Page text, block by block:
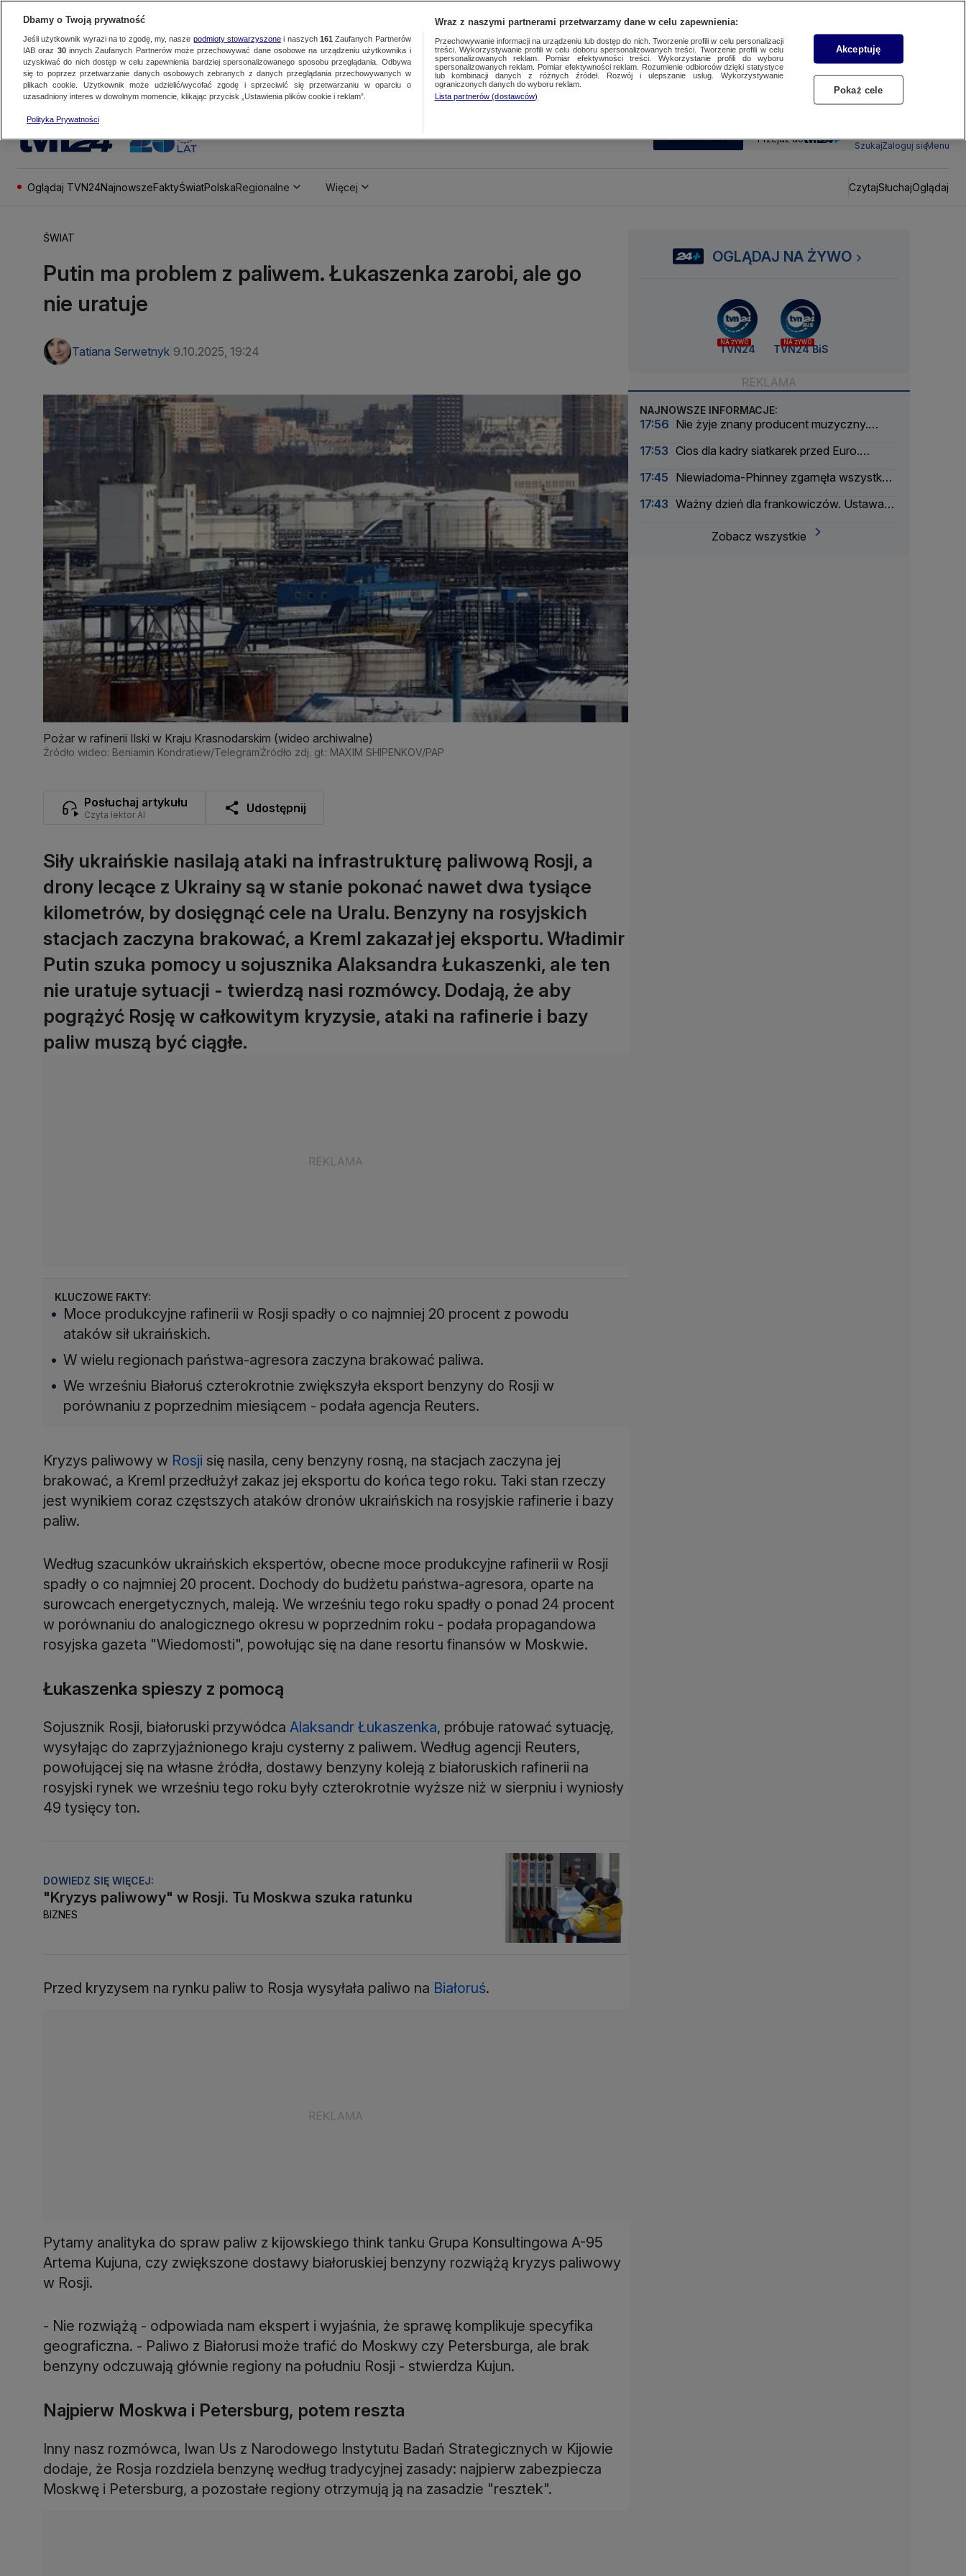
SUBSKRYBUJ Przejdź do
SzukajZaloguj sięMenu
Oglądaj TVN24NajnowszeFaktyŚwiatPolskaRegionalne Więcej CzytajSłuchajOglądaj
ŚWIAT
Putin ma problem z paliwem. Łukaszenka zarobi, ale go
nie uratuje
Tatiana Serwetnyk 9.10.2025, 19:24
Pożar w rafinerii Ilski w Kraju Krasnodarskim (wideo archiwalne)
Źródło wideo: Beniamin Kondratiew/TelegramŹródło zdj. gł.: MAXIM SHIPENKOV/PAP
Posłuchaj artykułu
Czyta lektor AI Udostępnij
Siły ukraińskie nasilają ataki na infrastrukturę paliwową Rosji, a
drony lecące z Ukrainy są w stanie pokonać nawet dwa tysiące
kilometrów, by dosięgnąć cele na Uralu. Benzyny na rosyjskich
stacjach zaczyna brakować, a Kreml zakazał jej eksportu. Władimir
Putin szuka pomocy u sojusznika Alaksandra Łukaszenki, ale ten
nie uratuje sytuacji - twierdzą nasi rozmówcy. Dodają, że aby
pogrążyć Rosję w całkowitym kryzysie, ataki na rafinerie i bazy
paliw muszą być ciągłe.
KLUCZOWE FAKTY:
Moce produkcyjne rafinerii w Rosji spadły o co najmniej 20 procent z powodu
ataków sił ukraińskich.
W wielu regionach państwa-agresora zaczyna brakować paliwa.
We wrześniu Białoruś czterokrotnie zwiększyła eksport benzyny do Rosji w
porównaniu z poprzednim miesiącem - podała agencja Reuters.
Kryzys paliwowy w Rosji się nasila, ceny benzyny rosną, na stacjach zaczyna jej
brakować, a Kreml przedłużył zakaz jej eksportu do końca tego roku. Taki stan rzeczy
jest wynikiem coraz częstszych ataków dronów ukraińskich na rosyjskie rafinerie i bazy
paliw.
Według szacunków ukraińskich ekspertów, obecne moce produkcyjne rafinerii w Rosji
spadły o co najmniej 20 procent. Dochody do budżetu państwa-agresora, oparte na
surowcach energetycznych, maleją. We wrześniu tego roku spadły o ponad 24 procent
w porównaniu do analogicznego okresu w poprzednim roku - podała propagandowa
rosyjska gazeta "Wiedomosti", powołując się na dane resortu finansów w Moskwie.
Łukaszenka spieszy z pomocą
Sojusznik Rosji, białoruski przywódca Alaksandr Łukaszenka, próbuje ratować sytuację,
wysyłając do zaprzyjaźnionego kraju cysterny z paliwem. Według agencji Reuters,
powołującej się na własne źródła, dostawy benzyny koleją z białoruskich rafinerii na
rosyjski rynek we wrześniu tego roku były czterokrotnie wyższe niż w sierpniu i wyniosły
49 tysięcy ton.
DOWIEDZ SIĘ WIĘCEJ:
"Kryzys paliwowy" w Rosji. Tu Moskwa szuka ratunku
BIZNES
Przed kryzysem na rynku paliw to Rosja wysyłała paliwo na Białoruś.
Pytamy analityka do spraw paliw z kijowskiego think tanku Grupa Konsultingowa A-95
Artema Kujuna, czy zwiększone dostawy białoruskiej benzyny rozwiążą kryzys paliwowy
w Rosji.
- Nie rozwiążą - odpowiada nam ekspert i wyjaśnia, że sprawę komplikuje specyfika
geograficzna. - Paliwo z Białorusi może trafić do Moskwy czy Petersburga, ale brak
benzyny odczuwają głównie regiony na południu Rosji - stwierdza Kujun.
Najpierw Moskwa i Petersburg, potem reszta
Inny nasz rozmówca, Iwan Us z Narodowego Instytutu Badań Strategicznych w Kijowie
dodaje, że Rosja rozdziela benzynę według tradycyjnej zasady: najpierw zabezpiecza
Moskwę i Petersburg, a pozostałe regiony otrzymują ją na zasadzie "resztek".
OGLĄDAJ NA ŻYWO
NA ŻYWO
TVN24
NA ŻYWO
TVN24 BiS
NAJNOWSZE INFORMACJE:
17:56 Nie żyje znany producent muzyczny.
17:53 Cios dla kadry siatkarek przed Euro.
17:45 Niewiadoma-Phinney zgarnęła wszystko
17:43 Ważny dzień dla frankowiczów. Ustawa
Zobacz wszystkie
Dbamy o Twoją prywatność
Jeśli użytkownik wyrazi na to zgodę, my, nasze podmioty stowarzyszonei naszych 161 Zaufanych Partnerów
IAB oraz 30innych Zaufanych Partnerów może przechowywać dane osobowe na urządzeniu użytkownika i
uzyskiwać do nich dostęp w celu zapewnienia bardziej spersonalizowanego sposobu przeglądania. Odbywa
się to poprzez przetwarzanie danych osobowych zebranych z danych przeglądania przechowywanych w
plikach cookie. Użytkownik może udzielić/wycofać zgodę i sprzeciwić się przetwarzaniu w oparciu o
uzasadniony interes w dowolnym momencie, klikając przycisk „Ustawienia plików cookie i reklam”.
Polityka Prywatności
Wraz z naszymi partnerami przetwarzamy dane w celu zapewnienia:
Przechowywanie informacji na urządzeniu lub dostęp do nich. Tworzenie profili w celu personalizacji
treści. Wykorzystywanie profili w celu doboru spersonalizowanych treści. Tworzenie profili w celu
spersonalizowanych reklam. Pomiar efektywności treści. Wykorzystanie profili do wyboru
spersonalizowanych reklam. Pomiar efektywności reklam. Rozumienie odbiorców dzięki statystyce
lub kombinacji danych z różnych źródeł. Rozwój i ulepszanie usług. Wykorzystywanie
ograniczonych danych do wyboru reklam.
Lista partnerów (dostawców)
Akceptuję
Pokaż cele